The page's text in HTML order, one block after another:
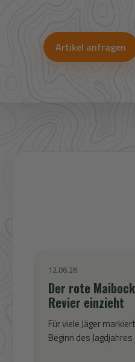
Artikel anfragen
12.06.26
Der rote
Revier einzieht
Für viele Jäger
Beginn des